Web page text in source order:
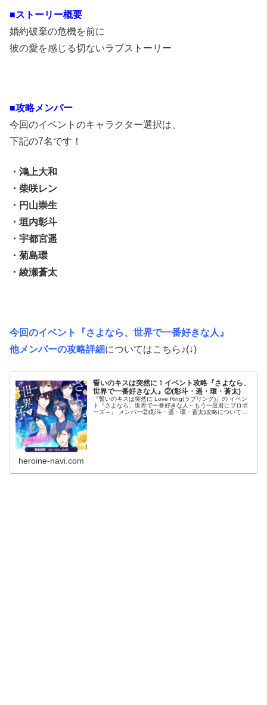
■ストーリー概要
婚約破棄の危機を前に
彼の愛を感じる切ないラブストーリー
■攻略メンバー
今回のイベントのキャラクター選択は、
下記の7名です！
・鴻上大和
・柴咲レン
・円山崇生
・垣内彰斗
・宇都宮遥
・菊島環
・綾瀬蒼太
今回のイベント『さよなら、世界で一番好きな人』
他メンバーの攻略詳細についてはこちら♪(↓)
誓いのキスは突然に！イベント攻略『さよなら、
世界で一番好きな人』②(彰斗・遥・環・蒼太)
『誓いのキスは突然に Love Ring(ラブリング)』の イベン
ト『さよなら、世界で一番好きな人～もう一度君にプロポ
ーズ～』 メンバー②(彰斗・遥・環・蒼太)攻略についての
heroine-navi.com